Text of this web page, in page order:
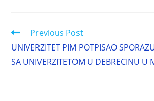
Previous Post
UNIVERZITET PIM POTPISAO
SA UNIVERZITETOM U DEBRECINU U